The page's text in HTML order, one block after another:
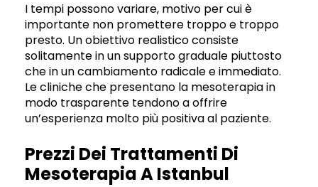
I tempi possono variare, motivo per cui è
importante non promettere troppo e troppo
presto. Un obiettivo realistico consiste
solitamente in un supporto graduale piuttosto
che in un cambiamento radicale e immediato.
Le cliniche che presentano la mesoterapia in
modo trasparente tendono a offrire
un’esperienza molto più positiva al paziente.
Prezzi Dei Trattamenti Di
Mesoterapia A Istanbul